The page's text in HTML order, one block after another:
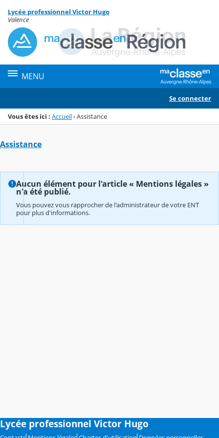
Menu de la rubrique
Contenu
Lycée professionnel Victor Hugo
Valence
MENU
Se connecter
Vous êtes ici : Accueil›Assistance
Assistance
Aucun élément pour l'article « Mentions légales »
n'a été publié.
Vous pouvez vous rapprocher de l'administrateur de votre ENT
pour plus d'informations.
Lycée professionnel Victor Hugo